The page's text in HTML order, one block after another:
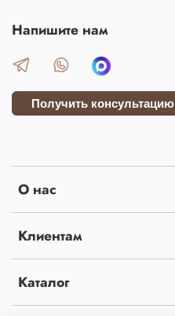
О нас
Клиентам
Каталог
Напишите нам
Получить консультацию